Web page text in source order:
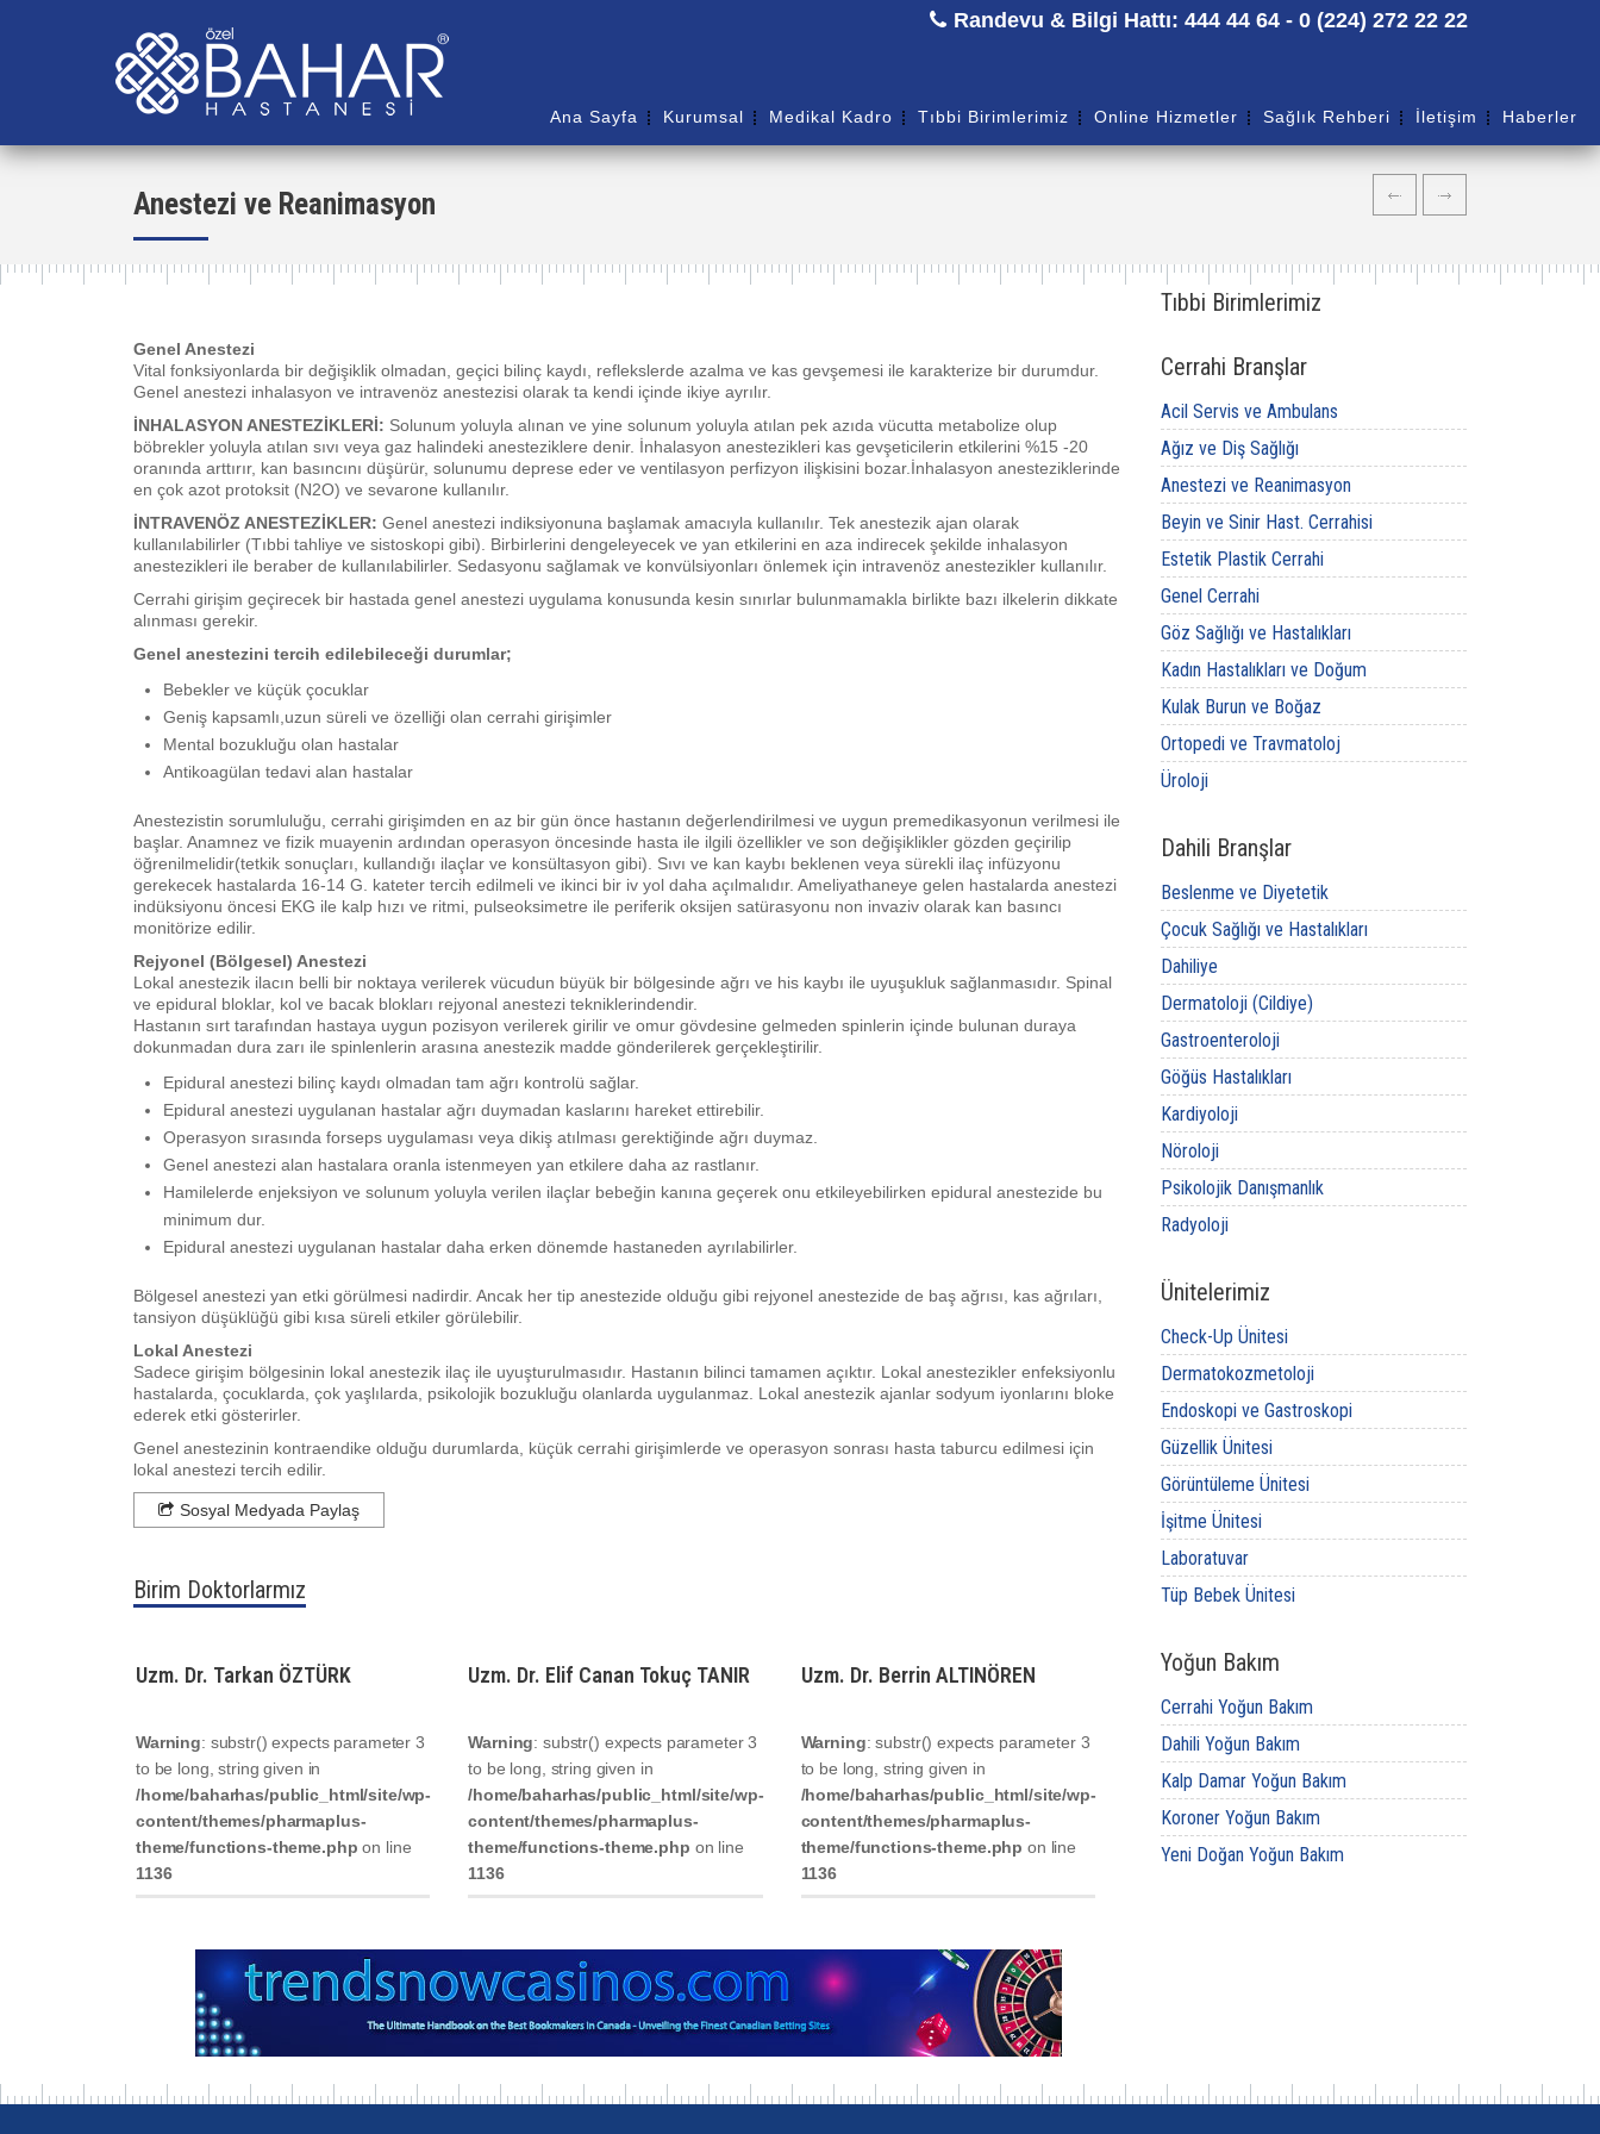
Randevu & Bilgi Hattı: 444 44 64 - 0 (224) 272 22 22
Ana Sayfa Kurumsal Medikal Kadro Tıbbi Birimlerimiz Online Hizmetler Sağlık Rehberi İletişim Haberler
Anestezi ve Reanimasyon
Genel Anestezi
Vital fonksiyonlarda bir değişiklik olmadan, geçici bilinç kaydı, reflekslerde azalma ve kas gevşemesi ile karakterize bir durumdur.
Genel anestezi inhalasyon ve intravenöz anestezisi olarak ta kendi içinde ikiye ayrılır.
İNHALASYON ANESTEZİKLERİ: Solunum yoluyla alınan ve yine solunum yoluyla atılan pek azıda vücutta metabolize olup
böbrekler yoluyla atılan sıvı veya gaz halindeki anesteziklere denir. İnhalasyon anestezikleri kas gevşeticilerin etkilerini %15 -20
oranında arttırır, kan basıncını düşürür, solunumu deprese eder ve ventilasyon perfizyon ilişkisini bozar.İnhalasyon anesteziklerinde
en çok azot protoksit (N2O) ve sevarone kullanılır.
İNTRAVENÖZ ANESTEZİKLER: Genel anestezi indiksiyonuna başlamak amacıyla kullanılır. Tek anestezik ajan olarak
kullanılabilirler (Tıbbi tahliye ve sistoskopi gibi). Birbirlerini dengeleyecek ve yan etkilerini en aza indirecek şekilde inhalasyon
anestezikleri ile beraber de kullanılabilirler. Sedasyonu sağlamak ve konvülsiyonları önlemek için intravenöz anestezikler kullanılır.
Cerrahi girişim geçirecek bir hastada genel anestezi uygulama konusunda kesin sınırlar bulunmamakla birlikte bazı ilkelerin dikkate
alınması gerekir.
Genel anestezini tercih edilebileceği durumlar;
Bebekler ve küçük çocuklar
Geniş kapsamlı,uzun süreli ve özelliği olan cerrahi girişimler
Mental bozukluğu olan hastalar
Antikoagülan tedavi alan hastalar
Anestezistin sorumluluğu, cerrahi girişimden en az bir gün önce hastanın değerlendirilmesi ve uygun premedikasyonun verilmesi ile
başlar. Anamnez ve fizik muayenin ardından operasyon öncesinde hasta ile ilgili özellikler ve son değişiklikler gözden geçirilip
öğrenilmelidir(tetkik sonuçları, kullandığı ilaçlar ve konsültasyon gibi). Sıvı ve kan kaybı beklenen veya sürekli ilaç infüzyonu
gerekecek hastalarda 16-14 G. kateter tercih edilmeli ve ikinci bir iv yol daha açılmalıdır. Ameliyathaneye gelen hastalarda anestezi
indüksiyonu öncesi EKG ile kalp hızı ve ritmi, pulseoksimetre ile periferik oksijen satürasyonu non invaziv olarak kan basıncı
monitörize edilir.
Rejyonel (Bölgesel) Anestezi
Lokal anestezik ilacın belli bir noktaya verilerek vücudun büyük bir bölgesinde ağrı ve his kaybı ile uyuşukluk sağlanmasıdır. Spinal
ve epidural bloklar, kol ve bacak blokları rejyonal anestezi tekniklerindendir.
Hastanın sırt tarafından hastaya uygun pozisyon verilerek girilir ve omur gövdesine gelmeden spinlerin içinde bulunan duraya
dokunmadan dura zarı ile spinlenlerin arasına anestezik madde gönderilerek gerçekleştirilir.
Epidural anestezi bilinç kaydı olmadan tam ağrı kontrolü sağlar.
Epidural anestezi uygulanan hastalar ağrı duymadan kaslarını hareket ettirebilir.
Operasyon sırasında forseps uygulaması veya dikiş atılması gerektiğinde ağrı duymaz.
Genel anestezi alan hastalara oranla istenmeyen yan etkilere daha az rastlanır.
Hamilelerde enjeksiyon ve solunum yoluyla verilen ilaçlar bebeğin kanına geçerek onu etkileyebilirken epidural anestezide bu
minimum dur.
Epidural anestezi uygulanan hastalar daha erken dönemde hastaneden ayrılabilirler.
Bölgesel anestezi yan etki görülmesi nadirdir. Ancak her tip anestezide olduğu gibi rejyonel anestezide de baş ağrısı, kas ağrıları,
tansiyon düşüklüğü gibi kısa süreli etkiler görülebilir.
Lokal Anestezi
Sadece girişim bölgesinin lokal anestezik ilaç ile uyuşturulmasıdır. Hastanın bilinci tamamen açıktır. Lokal anestezikler enfeksiyonlu
hastalarda, çocuklarda, çok yaşlılarda, psikolojik bozukluğu olanlarda uygulanmaz. Lokal anestezik ajanlar sodyum iyonlarını bloke
ederek etki gösterirler.
Genel anestezinin kontraendike olduğu durumlarda, küçük cerrahi girişimlerde ve operasyon sonrası hasta taburcu edilmesi için
lokal anestezi tercih edilir.
Sosyal Medyada Paylaş
Birim Doktorlarmız
Uzm. Dr. Tarkan ÖZTÜRK
Warning: substr() expects parameter 3
to be long, string given in
/home/baharhas/public_html/site/wp-
content/themes/pharmaplus-
theme/functions-theme.php on line
1136
Uzm. Dr. Elif Canan Tokuç TANIR
Warning: substr() expects parameter 3
to be long, string given in
/home/baharhas/public_html/site/wp-
content/themes/pharmaplus-
theme/functions-theme.php on line
1136
Uzm. Dr. Berrin ALTINÖREN
Warning: substr() expects parameter 3
to be long, string given in
/home/baharhas/public_html/site/wp-
content/themes/pharmaplus-
theme/functions-theme.php on line
1136
Tıbbi Birimlerimiz
Cerrahi Branşlar
Acil Servis ve Ambulans
Ağız ve Diş Sağlığı
Anestezi ve Reanimasyon
Beyin ve Sinir Hast. Cerrahisi
Estetik Plastik Cerrahi
Genel Cerrahi
Göz Sağlığı ve Hastalıkları
Kadın Hastalıkları ve Doğum
Kulak Burun ve Boğaz
Ortopedi ve Travmatoloj
Üroloji
Dahili Branşlar
Beslenme ve Diyetetik
Çocuk Sağlığı ve Hastalıkları
Dahiliye
Dermatoloji (Cildiye)
Gastroenteroloji
Göğüs Hastalıkları
Kardiyoloji
Nöroloji
Psikolojik Danışmanlık
Radyoloji
Ünitelerimiz
Check-Up Ünitesi
Dermatokozmetoloji
Endoskopi ve Gastroskopi
Güzellik Ünitesi
Görüntüleme Ünitesi
İşitme Ünitesi
Laboratuvar
Tüp Bebek Ünitesi
Yoğun Bakım
Cerrahi Yoğun Bakım
Dahili Yoğun Bakım
Kalp Damar Yoğun Bakım
Koroner Yoğun Bakım
Yeni Doğan Yoğun Bakım